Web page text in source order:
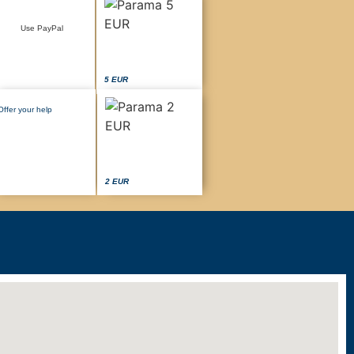
Use PayPal
5 EUR
your help
2 EUR